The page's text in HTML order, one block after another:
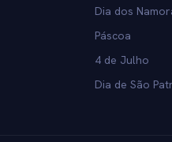
Dia dos
Páscoa
4 de Julho
Dia de São